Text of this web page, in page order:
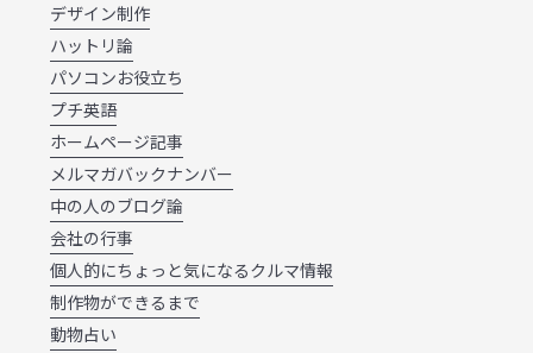
デザイン制作
ハットリ論
パソコンお役立ち
プチ英語
ホームページ記事
メルマガバックナンバー
中の人のブログ論
会社の行事
個人的にちょっと気になるクルマ情報
制作物ができるまで
動物占い